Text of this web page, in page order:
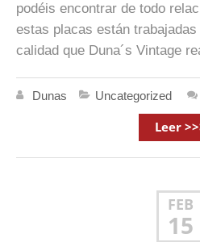
podéis encontrar de todo
estas placas están
calidad que Duna´s Vintage
Dunas Uncategorized
Leer
FEB
15